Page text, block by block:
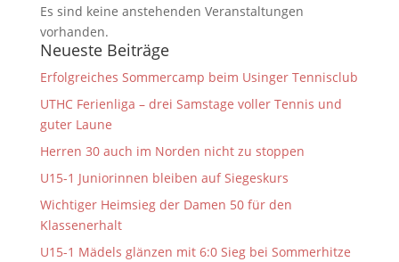
Es sind keine anstehenden Veranstaltungen
vorhanden.
Neueste Beiträge
Erfolgreiches Sommercamp beim Usinger Tennisclub
UTHC Ferienliga – drei Samstage voller Tennis und
guter Laune
Herren 30 auch im Norden nicht zu stoppen
U15-1 Juniorinnen bleiben auf Siegeskurs
Wichtiger Heimsieg der Damen 50 für den
Klassenerhalt
U15-1 Mädels glänzen mit 6:0 Sieg bei Sommerhitze